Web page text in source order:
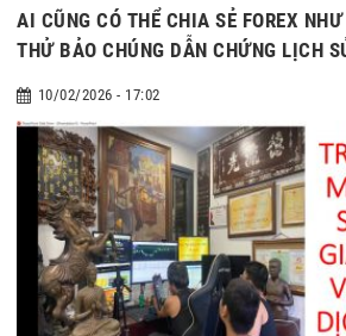
AI CŨNG CÓ THỂ CHIA SẺ FOREX
THỬ BẢO CHÚNG DẪN CHỨNG LỊCH
10/02/2026 - 17:02